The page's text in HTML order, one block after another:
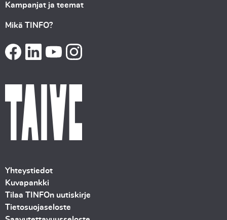
Kampanjat ja teemat
Mikä TINFO?
Yhteystiedot
Kuvapankki
Tilaa TINFOn uutiskirje
Tietosuojaseloste